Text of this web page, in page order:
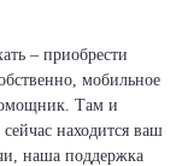
– приобрести
мобильное
Там и
находится ваш
наша поддержка